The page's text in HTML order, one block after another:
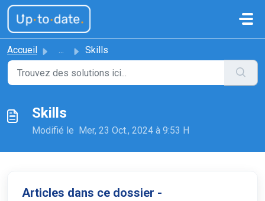
Passer au contenu principal
Accueil ... Skills
Skills
Modifié le Mer, 23 Oct., 2024 à 9:53 H
Articles dans ce dossier -